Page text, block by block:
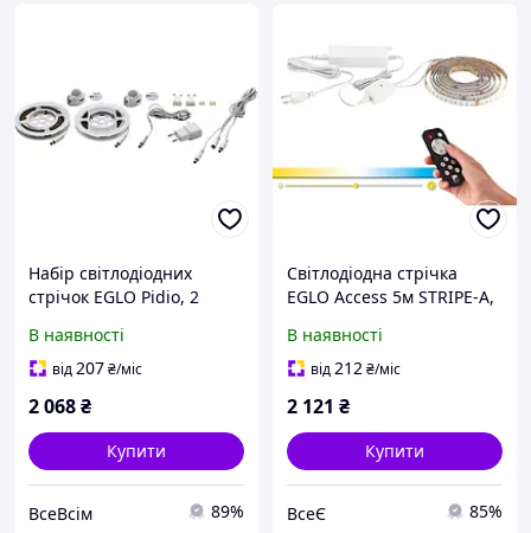
Набір світлодіодних
стрічок EGLO Pidio, 2
теплий білий,
світлодіодна стрічка
В наявності
від207₴/міс
2 068₴
Купити
ВсеВсім 89%
Світлодіодна стрічка
EGLO Access 5м STRIPE-A,
стрічка самоклеюча і
коротка виготовлена з
В наявності
від212₴/міс
2 121 ₴
Купити
ВсеЄ 85%